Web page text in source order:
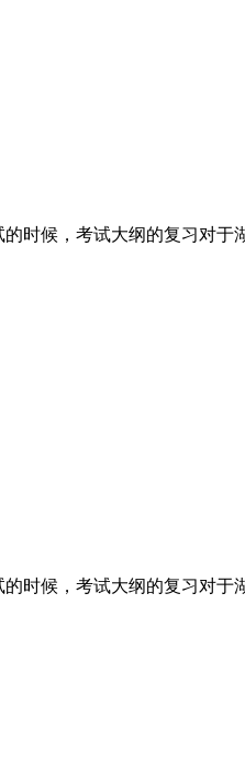
时候，考试大纲的复习对于
时候，考试大纲的复习对于